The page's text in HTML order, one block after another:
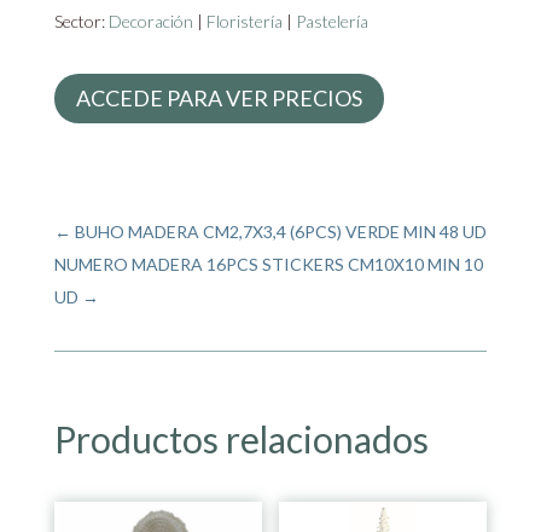
Sector: Decoración | Floristería | Pastelería
ACCEDE PARA VER PRECIOS
← BUHO MADERA CM2,7X3,4 (6PCS) VERDE MIN 48 UD
NUMERO MADERA 16PCS STICKERS CM10X10 MIN 10
UD →
Productos relacionados